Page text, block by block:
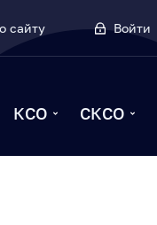
сайту Войти
КСО СКСО